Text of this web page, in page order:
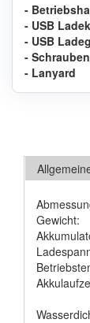
-
- USB
- USB
-
- Lanyard
Gewicht: